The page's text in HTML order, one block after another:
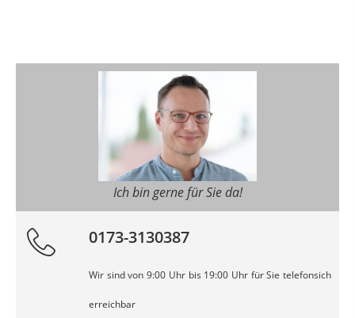
Ich bin gerne für Sie da!
0173-3130387
Wir sind von 9:00 Uhr bis 19:00 Uhr für Sie telefonsich
erreichbar